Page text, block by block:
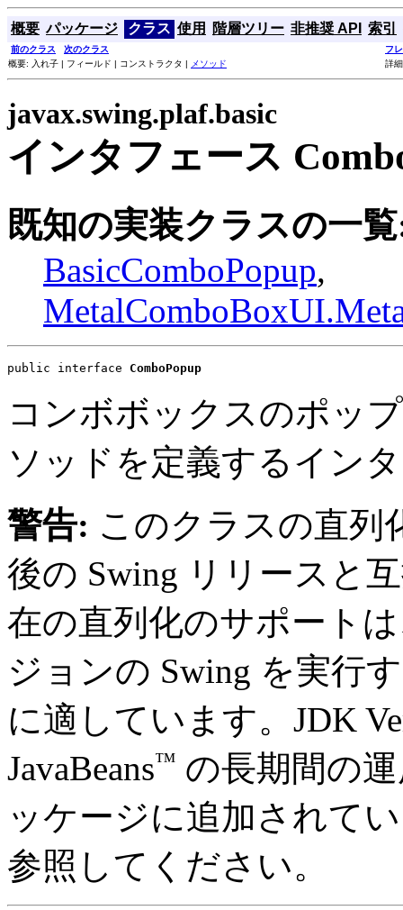
概要 パッケージ クラス 使用 階層ツリー 非推奨 API 索引
前のクラス 次のクラス
フ
概要: 入れ子 | フィールド | コンストラクタ |
メソッド 詳
javax.swing.plaf.basic
インタフェース
既知の実装クラスの一
BasicComboPopup,
public interface ComboPopup
コンボボックスのポッ
ソッドを定義するイン
警告: このクラスの直列
後の Swing リリースと
在の直列化のサポート
ジョンの Swing を実行
に適しています。JDK
JavaBeans™ の長期間の
ッケージに追加されて
参照してください。